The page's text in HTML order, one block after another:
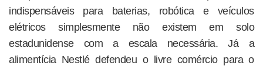
indispensáveis para baterias, robótica e veículos
elétricos simplesmente não existem em solo
estadunidense com a escala necessária. Já a
alimentícia Nestlé defendeu o livre comércio para o